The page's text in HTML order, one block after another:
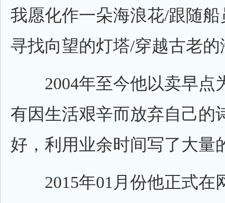
我愿化作一朵海浪花/跟随
寻找向望的灯塔/穿越古老
2004年至今他以卖早点
有因生活艰辛而放弃自己的
好，利用业余时间写了大量
2015年01月份他正式在